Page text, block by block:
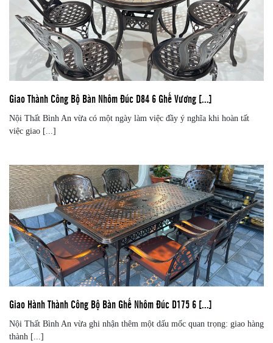
Giao Thành Công Bộ Bàn Nhôm Đúc D84 6 Ghế Vương [...]
Nội Thất Bình An vừa có một ngày làm việc đầy ý nghĩa khi hoàn tất
việc giao [...]
Giao Hành Thành Công Bộ Bàn Ghế Nhôm Đúc D175 6 [...]
Nội Thất Bình An vừa ghi nhận thêm một dấu mốc quan trọng: giao hàng
thành [...]